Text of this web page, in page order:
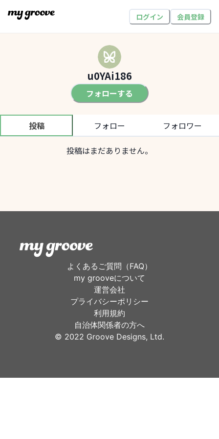
ログイン 会員登録
u0YAi186
フォローする
投稿 フォロー フォロワー
投稿はまだありません。
よくあるご質問（FAQ）
my grooveについて
運営会社
プライバシーポリシー
利用規約
自治体関係者の方へ
©︎ 2022 Groove Designs, Ltd.